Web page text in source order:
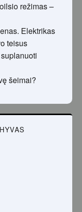
režimas –
Elektrikas
teisus
šeimai?